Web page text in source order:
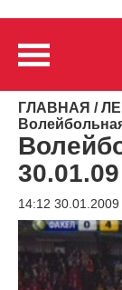
ГЛАВНАЯ /
30.01.09
14:12 30.01.2009
Видеоплеер